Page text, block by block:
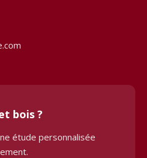
bois ?
étude personnalisée